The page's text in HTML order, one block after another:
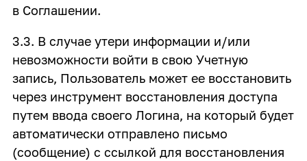
в Соглашении.
3.3. В случае утери информации и/или
невозможности войти в свою Учетную
запись, Пользователь может ее восстановить
через инструмент восстановления доступа
путем ввода своего Логина, на который будет
автоматически отправлено письмо
(сообщение) с ссылкой для восстановления